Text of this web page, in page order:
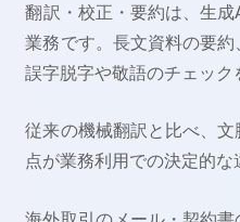
翻訳・校正・要約は、生
業務です。長文資料の要約
誤字脱字や敬語のチェック
従来の機械翻訳と比べ、
点が業務利用での決定的な